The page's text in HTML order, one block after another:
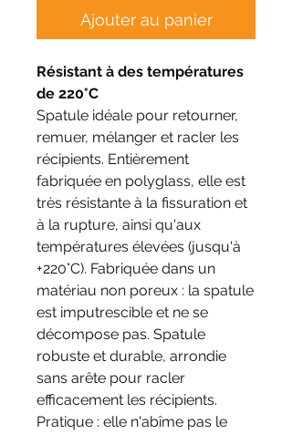
Ajouter au panier
Résistant à des températures
de 220°C
Spatule idéale pour retourner,
remuer, mélanger et racler les
récipients. Entièrement
fabriquée en polyglass, elle est
très résistante à la fissuration et
à la rupture, ainsi qu'aux
températures élevées (jusqu'à
+220°C). Fabriquée dans un
matériau non poreux : la spatule
est imputrescible et ne se
décompose pas. Spatule
robuste et durable, arrondie
sans arête pour racler
efficacement les récipients.
Pratique : elle n'abîme pas le